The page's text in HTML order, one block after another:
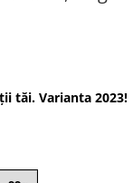
tăi. Varianta 2023!